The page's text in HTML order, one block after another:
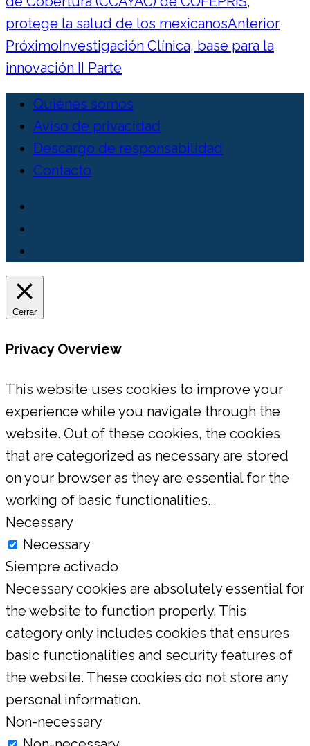
protege la salud de los mexicanosAnterior
PróximoInvestigación Clínica, base para la
innovación II Parte
Quiénes somos
Aviso de privacidad
Descargo de responsabilidad
Contacto
Cerrar
Privacy Overview
This website uses cookies to improve your
experience while you navigate through the
website. Out of these cookies, the cookies
that are categorized as necessary are stored
on your browser as they are essential for the
working of basic functionalities...
Necessary
Necessary
Siempre activado
Necessary cookies are absolutely essential for
the website to function properly. This
category only includes cookies that ensures
basic functionalities and security features of
the website. These cookies do not store any
personal information.
Non-necessary